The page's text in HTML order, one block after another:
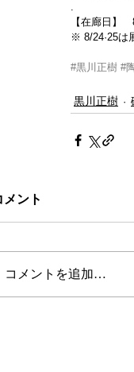
.
【在廊日】
※ 8/24·25は
#黒川正樹 #
黒川正樹
メント
コメントを追加…